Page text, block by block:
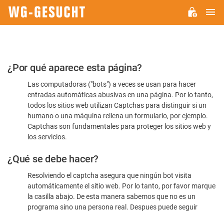
Por
favor,
confirme
humano
¿Por qué aparece esta página?
Las computadoras ("bots") a veces se usan para hacer
entradas automáticas abusivas en una página. Por lo tanto,
todos los sitios web utilizan Captchas para distinguir si un
humano o una máquina rellena un formulario, por ejemplo.
Captchas son fundamentales para proteger los sitios web y
los servicios.
¿Qué se debe hacer?
Resolviendo el captcha asegura que ningún bot visita
automáticamente el sitio web. Por lo tanto, por favor marque
la casilla abajo. De esta manera sabemos que no es un
programa sino una persona real. Despues puede seguir